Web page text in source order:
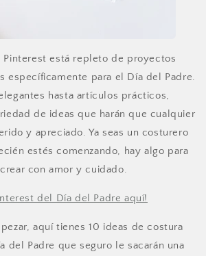
está repleto de proyectos
específicamente para el Día del Padre.
hasta artículos prácticos,
de ideas que harán que cualquier
y apreciado. Ya seas un costurero
estés comenzando, hay algo para
con amor y cuidado.
del Día del Padre aquí!
aquí tienes 10 ideas de costura
del Padre que seguro le sacarán una